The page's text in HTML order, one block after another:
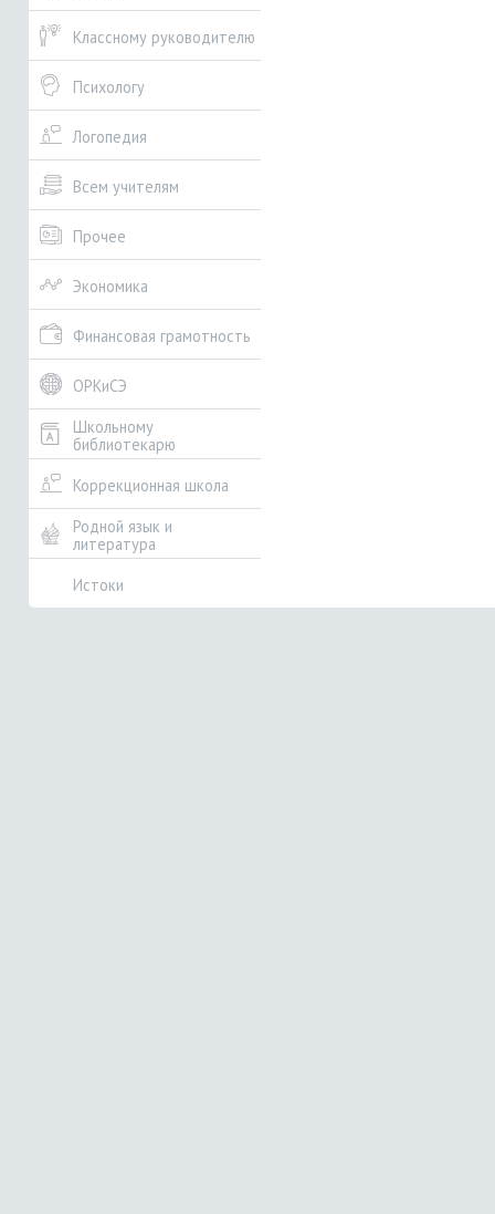
Классному руководителю
Психологу
Логопедия
Всем учителям
Прочее
Экономика
Финансовая грамотность
ОРКиСЭ
Школьному
библиотекарю
Коррекционная школа
Родной язык и
литература
Истоки